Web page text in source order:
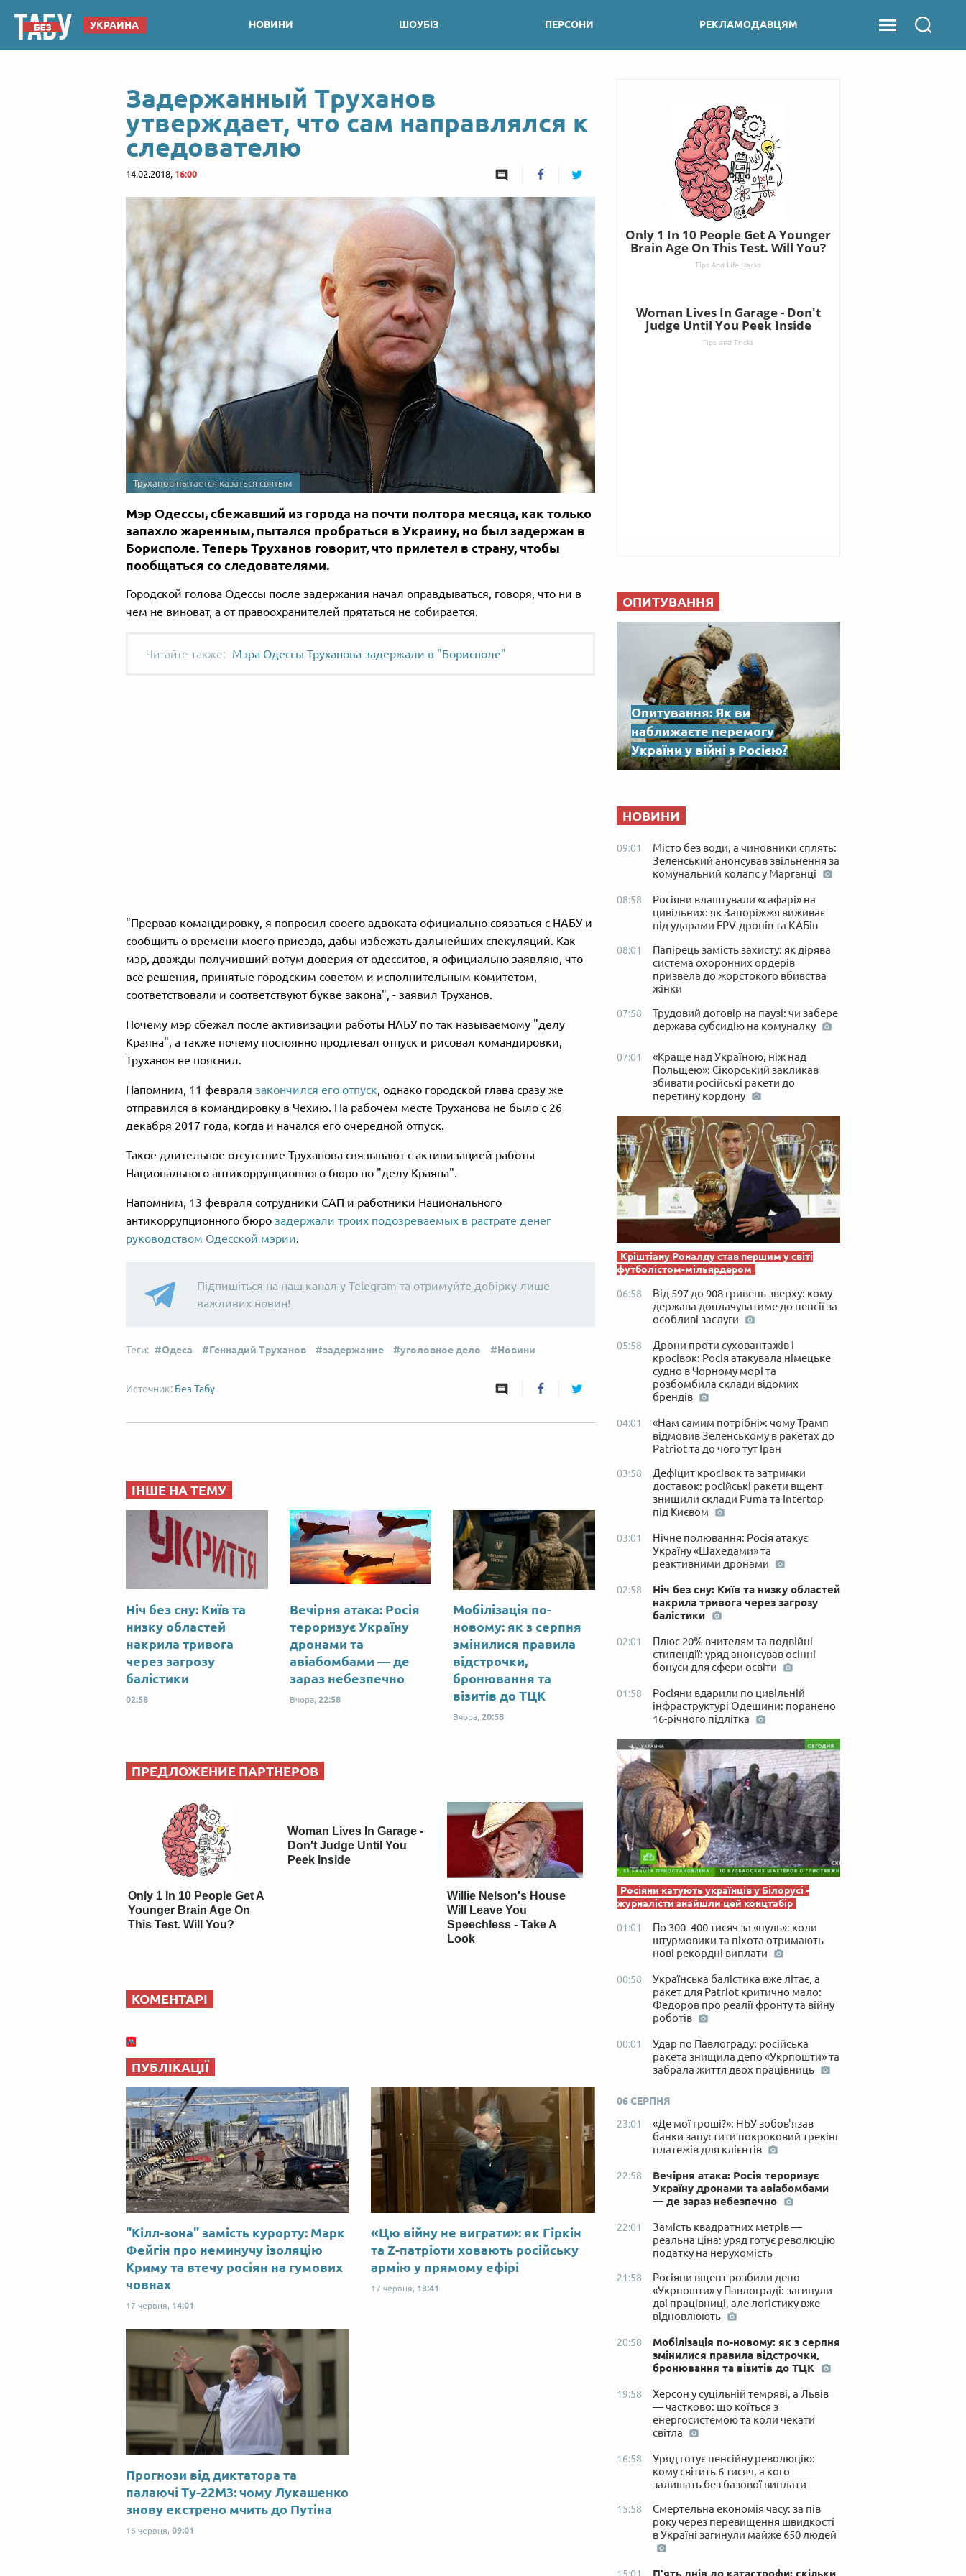
УКРАИНА НОВИНИ ШОУБІЗ ПЕРСОНИ РЕКЛАМОДАВЦЯМ
Задержанный Труханов
утверждает, что сам направлялся к
следователю
14.02.2018, 16:00
Труханов пытается казаться святым
Мэр Одессы, сбежавший из города на почти полтора месяца, как только
запахло жаренным, пытался пробраться в Украину, но был задержан в
Борисполе. Теперь Труханов говорит, что прилетел в страну, чтобы
пообщаться со следователями.
Городской голова Одессы после задержания начал оправдываться, говоря, что ни в
чем не виноват, а от правоохранителей прятаться не собирается.
Мэра Одессы Труханова задержали в "Борисполе"
"Прервав командировку, я попросил своего адвоката официально связаться с НАБУ и
сообщить о времени моего приезда, дабы избежать дальнейших спекуляций. Как
мэр, дважды получивший вотум доверия от одесситов, я официально заявляю, что
все решения, принятые городским советом и исполнительным комитетом,
соответствовали и соответствуют букве закона", - заявил Труханов.
Почему мэр сбежал после активизации работы НАБУ по так называемому "делу
Краяна", а также почему постоянно продлевал отпуск и рисовал командировки,
Труханов не пояснил.
Напомним, 11 февраля закончился его отпуск, однако городской глава сразу же
отправился в командировку в Чехию. На рабочем месте Труханова не было с 26
декабря 2017 года, когда и начался его очередной отпуск.
Такое длительное отсутствие Труханова связывают с активизацией работы
Национального антикоррупционного бюро по "делу Краяна".
Напомним, 13 февраля сотрудники САП и работники Национального
антикоррупционного бюро задержали троих подозреваемых в растрате денег
руководством Одесской мэрии.
Підпишіться на наш канал у Telegram та отримуйте добірку лише
важливих новин!
Одеса Геннадий Труханов задержание уголовное дело Новини
Без Табу
ІНШЕ НА ТЕМУ
Ніч без сну: Київ та
низку областей
накрила тривога
через загрозу
балістики
02:58
Вечірня атака: Росія
тероризує Україну
дронами та
авіабомбами — де
зараз небезпечно
Вчора, 22:58
Мобілізація по-
новому: як з серпня
змінилися правила
відстрочки,
бронювання та
візитів до ТЦК
Вчора, 20:58
ПРЕДЛОЖЕНИЕ ПАРТНЕРОВ
Only 1 In 10 People Get A
Younger Brain Age On
This Test. Will You?
Woman Lives In Garage -
Don't Judge Until You
Peek Inside
Willie Nelson's House
Will Leave You
Speechless - Take A
Look
КОМЕНТАРІ
ПУБЛІКАЦІЇ
"Кілл-зона" замість курорту: Марк
Фейгін про неминучу ізоляцію
Криму та втечу росіян на гумових
човнах
17 червня, 14:01
«Цю війну не виграти»: як Гіркін
та Z-патріоти ховають російську
армію у прямому ефірі
17 червня, 13:41
Прогнози від диктатора та
палаючі Ту-22М3: чому Лукашенко
знову екстрено мчить до Путіна
16 червня, 09:01
ОПИТУВАННЯ
Опитування: Як ви
наближаєте перемогу
України у війні з Росією?
НОВИНИ
09:01
Місто без води, а чиновники сплять:
Зеленський анонсував звільнення за
комунальний колапс у Марганці
08:58
Росіяни влаштували «сафарі» на
цивільних: як Запоріжжя виживає
під ударами FPV-дронів та КАБів
08:01
Папірець замість захисту: як дірява
система охоронних ордерів
призвела до жорстокого вбивства
жінки
07:58
Трудовий договір на паузі: чи забере
держава субсидію на комуналку
07:01
«Краще над Україною, ніж над
Польщею»: Сікорський закликав
збивати російські ракети до
перетину кордону
Кріштіану Роналду став першим у світі
футболістом-мільярдером
06:58
Від 597 до 908 гривень зверху: кому
держава доплачуватиме до пенсії за
особливі заслуги
05:58
Дрони проти суховантажів і
кросівок: Росія атакувала німецьке
судно в Чорному морі та
розбомбила склади відомих
брендів
04:01
«Нам самим потрібні»: чому Трамп
відмовив Зеленському в ракетах до
Patriot та до чого тут Іран
03:58
Дефіцит кросівок та затримки
доставок: російські ракети вщент
знищили склади Puma та Intertop
під Києвом
03:01
Нічне полювання: Росія атакує
Україну «Шахедами» та
реактивними дронами
02:58
Ніч без сну: Київ та низку областей
накрила тривога через загрозу
балістики
02:01
Плюс 20% вчителям та подвійні
стипендії: уряд анонсував осінні
бонуси для сфери освіти
01:58
Росіяни вдарили по цивільній
інфраструктурі Одещини: поранено
16-річного підлітка
Росіяни катують українців у Білорусі -
журналісти знайшли цей концтабір
01:01
По 300–400 тисяч за «нуль»: коли
штурмовики та піхота отримають
нові рекордні виплати
00:58
Українська балістика вже літає, а
ракет для Patriot критично мало:
Федоров про реалії фронту та війну
роботів
00:01
Удар по Павлограду: російська
ракета знищила депо «Укрпошти» та
забрала життя двох працівниць
06 СЕРПНЯ
23:01
«Де мої гроші?»: НБУ зобов'язав
банки запустити покроковий трекінг
платежів для клієнтів
22:58
Вечірня атака: Росія тероризує
Україну дронами та авіабомбами
— де зараз небезпечно
22:01
Замість квадратних метрів —
реальна ціна: уряд готує революцію
податку на нерухомість
21:58
Росіяни вщент розбили депо
«Укрпошти» у Павлограді: загинули
дві працівниці, але логістику вже
відновлюють
20:58
Мобілізація по-новому: як з серпня
змінилися правила відстрочки,
бронювання та візитів до ТЦК
19:58
Херсон у суцільній темряві, а Львів
— частково: що коїться з
енергосистемою та коли чекати
світла
16:58
Уряд готує пенсійну революцію:
кому світить 6 тисяч, а кого
залишать без базової виплати
15:58
Смертельна економія часу: за пів
року через перевищення швидкості
в Україні загинули майже 650 людей
П'ять днів до катастрофи: скільки